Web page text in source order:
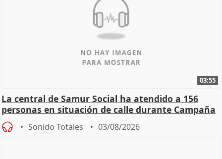
03:55
La central de Samur Social ha atendido a 156
personas en situación de calle durante Campaña
de Calor
Sonido Totales 03/08/2026